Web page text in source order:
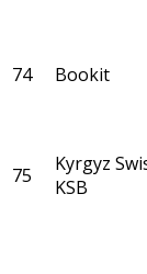
74 Bookit
75
Kyrgyz
KSB